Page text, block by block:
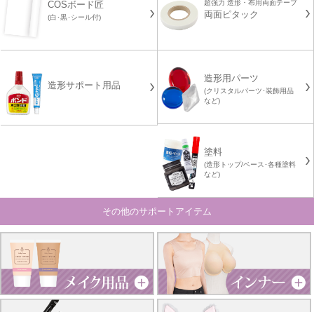
COSボード匠
(白･黒･シール付)
超強力 造形・布用両面テープ
両面ピタック
造形サポート用品
造形用パーツ
(クリスタルパーツ･装飾用品
など)
塗料
(造形トップ/ベース･各種塗料
など)
その他のサポートアイテム